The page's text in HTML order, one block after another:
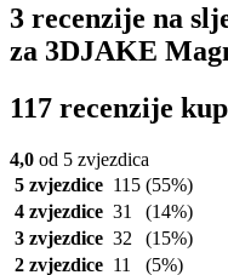
3 recenzije na
za 3DJAKE
117 recenzije
4,0 od 5 zvjezdica
5 zvjezdice 115 (55%)
4 zvjezdice 31
(14%)
3 zvjezdice 32
(15%)
2 zvjezdice 11 (5%)